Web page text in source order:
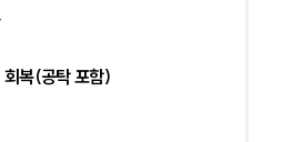
복(공탁 포함)